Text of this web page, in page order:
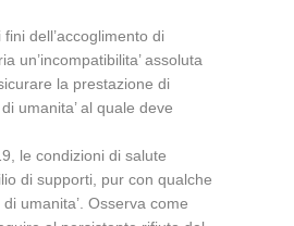
dell’accoglimento di
un’incompatibilita’ assoluta
la prestazione di
umanita’ al quale deve
le condizioni di salute
di supporti, pur con qualche
umanita’. Osserva come